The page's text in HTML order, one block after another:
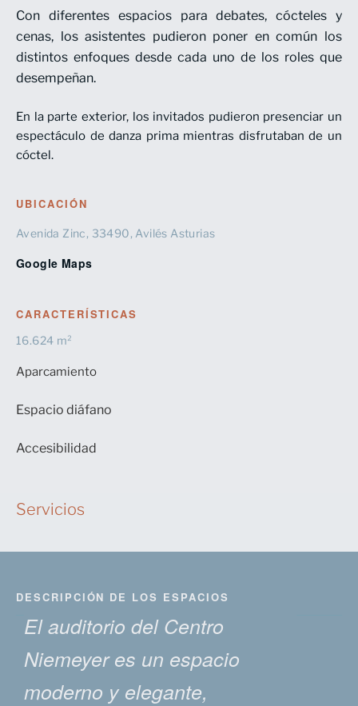
Con diferentes espacios para debates, cócteles y
cenas, los asistentes pudieron poner en común los
distintos enfoques desde cada uno de los roles que
desempeñan.
En la parte exterior, los invitados pudieron presenciar un
espectáculo de danza prima mientras disfrutaban de un
cóctel.
UBICACIÓN
Avenida Zinc, 33490, Avilés Asturias
Google Maps
CARACTERÍSTICAS
16.624 m²
Aparcamiento
Espacio diáfano
Accesibilidad
Servicios
DESCRIPCIÓN DE LOS ESPACIOS
El auditorio del Centro
Niemeyer es un espacio
moderno y elegante,